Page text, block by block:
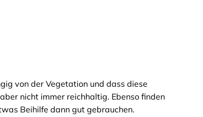
von der Vegetation und dass diese
nicht immer reichhaltig. Ebenso finden
Beihilfe dann gut gebrauchen.